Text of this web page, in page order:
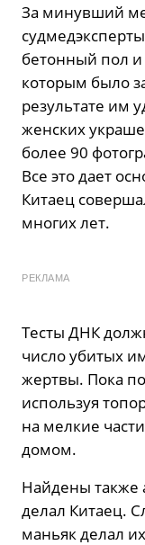
За минувший
бетонный пол
которым было
результате им
женских
более 90
Все это дает
Китаец
многих лет.
РЕКЛАМА
Тесты ДНК
число убитых
жертвы. Пока
используя
на мелкие
домом.
Найдены также
делал Китаец.
маньяк делал